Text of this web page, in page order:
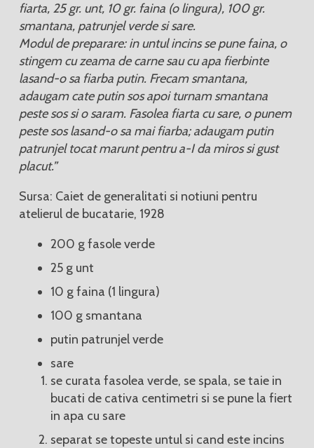
fiarta, 25 gr. unt, 10 gr. faina (o lingura), 100 gr.
smantana, patrunjel verde si sare.
Modul de preparare: in untul incins se pune faina, o
stingem cu zeama de carne sau cu apa fierbinte
lasand-o sa fiarba putin. Frecam smantana,
adaugam cate putin sos apoi turnam smantana
peste sos si o saram. Fasolea fiarta cu sare, o punem
peste sos lasand-o sa mai fiarba; adaugam putin
patrunjel tocat marunt pentru a-I da miros si gust
placut.”
Sursa: Caiet de generalitati si notiuni pentru
atelierul de bucatarie, 1928
200 g fasole verde
25 g unt
10 g faina (1 lingura)
100 g smantana
putin patrunjel verde
sare
se curata fasolea verde, se spala, se taie in
bucati de cativa centimetri si se pune la fiert
in apa cu sare
separat se topeste untul si cand este incins